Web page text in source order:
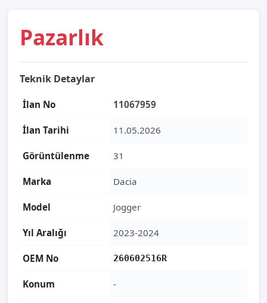
Pazarlık
Teknik Detaylar
İlan No 11067959
İlan Tarihi 11.05.2026
Görüntülenme 31
Marka Dacia
Model Jogger
Yıl Aralığı 2023-2024
OEM No 260602516R
Konum -